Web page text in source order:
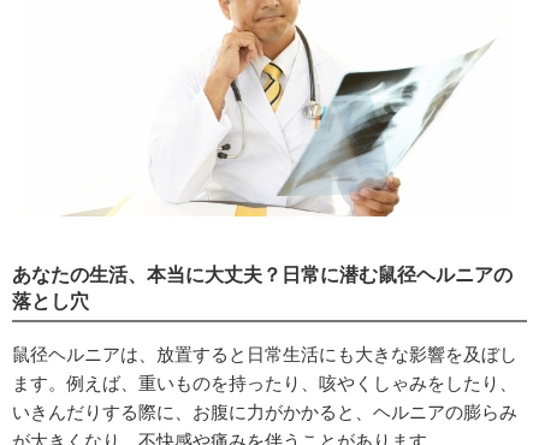
あなたの生活、本当に大丈夫？日常に潜む鼠径ヘルニアの
落とし穴
鼠径ヘルニアは、放置すると日常生活にも大きな影響を及ぼし
ます。例えば、重いものを持ったり、咳やくしゃみをしたり、
いきんだりする際に、お腹に力がかかると、ヘルニアの膨らみ
が大きくなり、不快感や痛みを伴うことがあります。